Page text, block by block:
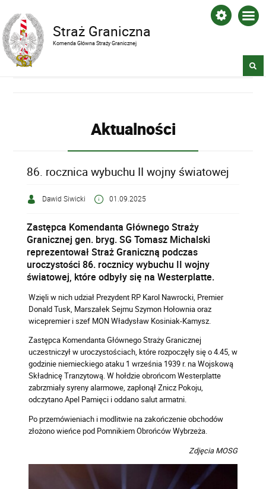
Straż Graniczna
Komenda Główna Straży Granicznej
Aktualności
86. rocznica wybuchu II wojny światowej
Dawid Siwicki 01.09.2025
Zastępca Komendanta Głównego Straży
Granicznej gen. bryg. SG Tomasz Michalski
reprezentował Straż Graniczną podczas
uroczystości 86. rocznicy wybuchu II wojny
światowej, które odbyły się na Westerplatte.
Wzięli w nich udział Prezydent RP Karol Nawrocki, Premier
Donald Tusk, Marszałek Sejmu Szymon Hołownia oraz
wicepremier i szef MON Władysław Kosiniak-Kamysz.
Zastępca Komendanta Głównego Straży Granicznej
uczestniczył w uroczystościach, które rozpoczęły się o 4.45, w
godzinie niemieckiego ataku 1 września 1939 r. na Wojskową
Składnicę Tranzytową. W hołdzie obrońcom Westerplatte
zabrzmiały syreny alarmowe, zapłonął Znicz Pokoju,
odczytano Apel Pamięci i oddano salut armatni.
Po przemówieniach i modlitwie na zakończenie obchodów
złożono wieńce pod Pomnikiem Obrońców Wybrzeża.
Zdjęcia MOSG